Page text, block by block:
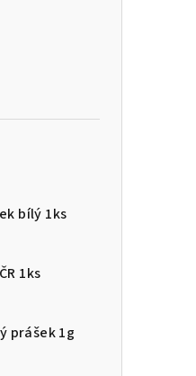
bílý 1ks
1ks
prášek 1g